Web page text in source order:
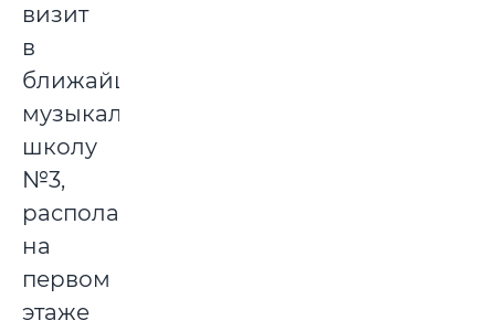
визит
в
ближайшую
музыкальную
школу
№3,
располагавшуюся
на
первом
этаже